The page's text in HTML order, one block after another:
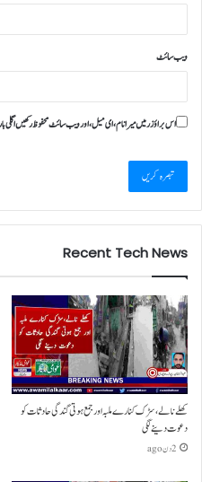
ویب‌ سائٹ
اس براؤزر میں میرا نام، ای میل، اور ویب سائٹ محفوظ رکھیں
Recent Tech News
کھلے نالے،سڑک کنارے ملبہ اور جمع ہوتی گندگی حادثات کو
دعوت دینے لگی
2 دن ago